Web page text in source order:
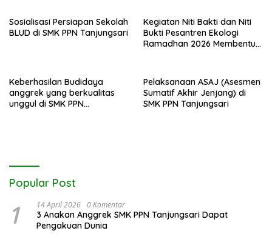
Sosialisasi Persiapan Sekolah
BLUD di SMK PPN Tanjungsari
Kegiatan Niti Bakti dan Niti
Bukti Pesantren Ekologi
Ramadhan 2026 Membentuk
SMK PPN Tanjungsari
Keberhasilan Budidaya
anggrek yang berkualitas
unggul di SMK PPN
Pelaksanaan ASAJ (Asesmen
Sumatif Akhir Jenjang) di
SMK PPN Tanjungsari
Popular Post
1 14 April 2026 0 Komentar
3 Anakan Anggrek SMK PPN Tanjungsari Dapat
Pengakuan Dunia